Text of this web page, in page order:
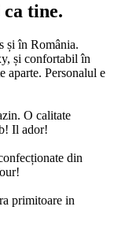
tine.
și în România.
și confortabil în
aparte. Personalul e
O calitate
Il ador!
din
primitoare in